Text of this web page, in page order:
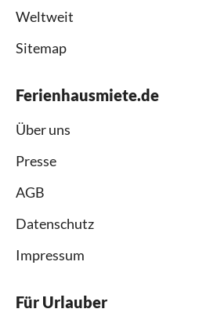
Weltweit
Sitemap
Ferienhausmiete.de
Über uns
Presse
AGB
Datenschutz
Impressum
Für Urlauber